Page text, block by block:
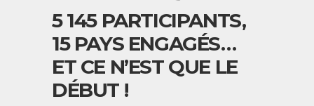
5 145 PARTICIPANTS,
15 PAYS ENGAGÉS…
ET CE N’EST QUE LE
DÉBUT !